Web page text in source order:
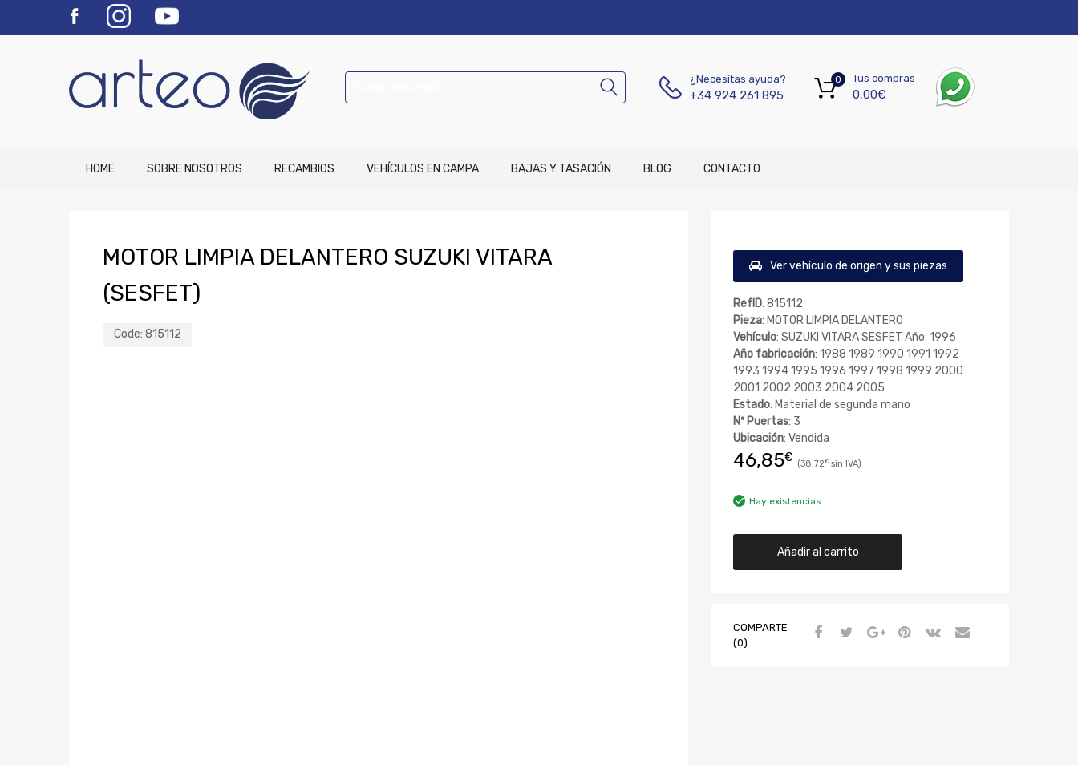
¿Necesitas ayuda?
+34 924 261 895
Tus compras
0,00€
0
HOME SOBRE NOSOTROS RECAMBIOS VEHÍCULOS EN CAMPA BAJAS Y TASACIÓN BLOG CONTACTO
MOTOR LIMPIA DELANTERO SUZUKI VITARA
(SESFET)
Code: 815112
Ver vehículo de origen y sus piezas
RefID: 815112
Pieza: MOTOR LIMPIA DELANTERO
Vehículo: SUZUKI VITARA SESFET Año: 1996
Año fabricación: 1988 1989 1990 1991 1992
1993 1994 1995 1996 1997 1998 1999 2000
2001 2002 2003 2004 2005
Estado: Material de segunda mano
Nº Puertas: 3
Ubicación: Vendida
46,85€ 38,72€
Hay existencias
Añadir al carrito
COMPARTE
(0)